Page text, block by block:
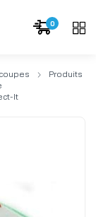
0
Produits
It